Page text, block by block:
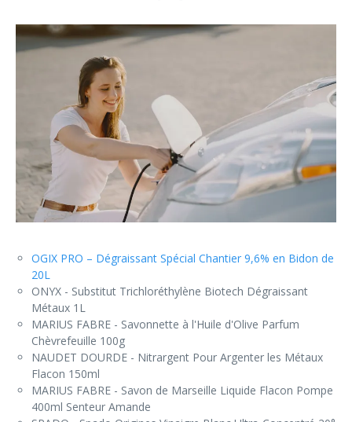
OGIX PRO – Dégraissant Spécial Chantier 9,6% en Bidon de
20L
ONYX - Substitut Trichloréthylène Biotech Dégraissant
Métaux 1L
MARIUS FABRE - Savonnette à l'Huile d'Olive Parfum
Chèvrefeuille 100g
NAUDET DOURDE - Nitrargent Pour Argenter les Métaux
Flacon 150ml
MARIUS FABRE - Savon de Marseille Liquide Flacon Pompe
400ml Senteur Amande